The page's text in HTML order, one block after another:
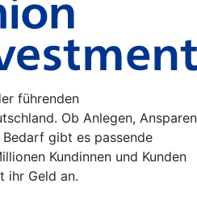
führenden
Ob Anlegen, Ansparen
gibt es passende
Kundinnen und Kunden
ihr Geld an.